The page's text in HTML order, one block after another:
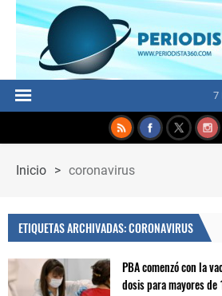
7
Inicio > coronavirus
ETIQUETAS ARCHIVADAS: CORONAVIRUS
PBA comenzó con la
dosis para mayores de